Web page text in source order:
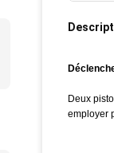
Deux
employer